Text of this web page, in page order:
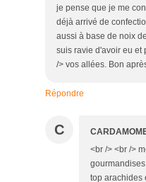
je pense que je me
déjà arrivé de
aussi à base de noix
suis ravie d'avoir eu et
/> vos allées. Bon
Répondre
C
<br /> <br />
top arachides